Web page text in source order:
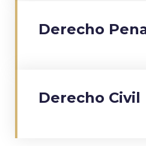
Derecho
Derecho Civil